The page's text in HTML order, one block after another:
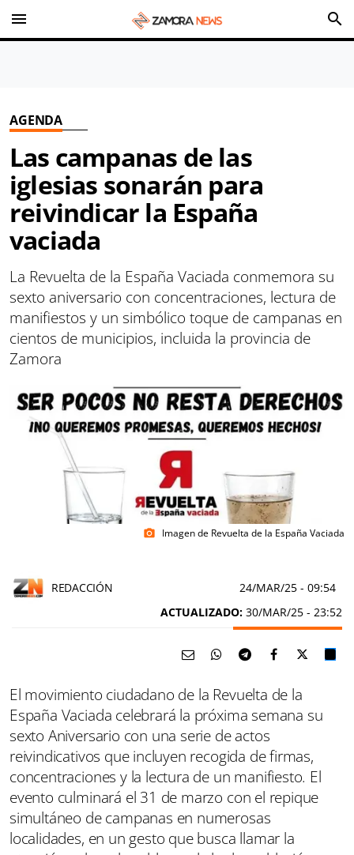
menu search
AGENDA
Las campanas de las
iglesias sonarán para
reivindicar la España
vaciada
La Revuelta de la España Vaciada conmemora su
sexto aniversario con concentraciones, lectura de
manifiestos y un simbólico toque de campanas en
cientos de municipios, incluida la provincia de
Zamora
photo_camera Imagen de Revuelta de la España Vaciada
REDACCIÓN 24/MAR/25 - 09:54
ACTUALIZADO: 30/MAR/25 - 23:52
El movimiento ciudadano de la Revuelta de la
España Vaciada celebrará la próxima semana su
sexto Aniversario con una serie de actos
reivindicativos que incluyen recogida de firmas,
concentraciones y la lectura de un manifiesto. El
evento culminará el 31 de marzo con el repique
simultáneo de campanas en numerosas
localidades, en un gesto que busca llamar la